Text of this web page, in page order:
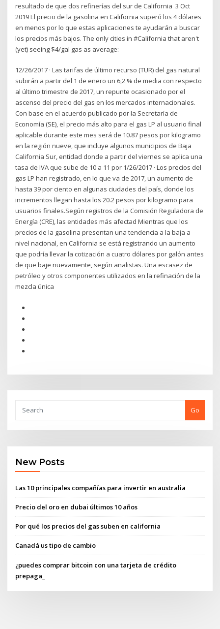
resultado de que dos refinerías del sur de California 3 Oct
2019 El precio de la gasolina en California superó los 4 dólares
en menos por lo que estas aplicaciones te ayudarán a buscar
los precios más bajos. The only cities in #California that aren't
(yet) seeing $4/gal gas as average:
12/26/2017 · Las tarifas de último recurso (TUR) del gas natural
subirán a partir del 1 de enero un 6,2 % de media con respecto
al último trimestre de 2017, un repunte ocasionado por el
ascenso del precio del gas en los mercados internacionales.
Con base en el acuerdo publicado por la Secretaría de
Economía (SE), el precio más alto para el gas LP al usuario final
aplicable durante este mes será de 10.87 pesos por kilogramo
en la región nueve, que incluye algunos municipios de Baja
California Sur, entidad donde a partir del viernes se aplica una
tasa de IVA que sube de 10 a 11 por 1/26/2017 · Los precios del
gas LP han registrado, en lo que va de 2017, un aumento de
hasta 39 por ciento en algunas ciudades del país, donde los
incrementos llegan hasta los 20.2 pesos por kilogramo para
usuarios finales.Según registros de la Comisión Reguladora de
Energía (CRE), las entidades más afectad Mientras que los
precios de la gasolina presentan una tendencia a la baja a
nivel nacional, en California se está registrando un aumento
que podría llevar la cotización a cuatro dólares por galón antes
de que baje nuevamente, según analistas. Una escasez de
petróleo y otros componentes utilizados en la refinación de la
mezcla única
Go
New Posts
Las 10 principales compañías para invertir en australia
Precio del oro en dubai últimos 10 años
Por qué los precios del gas suben en california
Canadá us tipo de cambio
¿puedes comprar bitcoin con una tarjeta de crédito
prepaga_